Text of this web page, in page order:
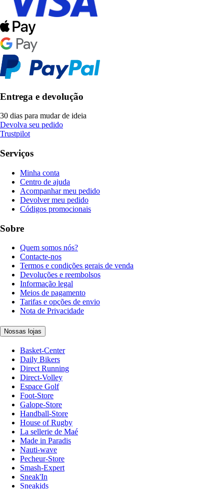
Entrega e devolução
30 dias para mudar de ideia
Devolva seu pedido
Trustpilot
Serviços
Minha conta
Centro de ajuda
Acompanhar meu pedido
Devolver meu pedido
Códigos promocionais
Sobre
Quem somos nós?
Contacte-nos
Termos e condições gerais de venda
Devoluções e reembolsos
Informação legal
Meios de pagamento
Tarifas e opções de envio
Nota de Privacidade
Nossas lojas
Basket-Center
Daily Bikers
Direct Running
Direct-Volley
Espace Golf
Foot-Store
Galope-Store
Handball-Store
House of Rugby
La sellerie de Maé
Made in Paradis
Nauti-wave
Pecheur-Store
Smash-Expert
Sneak'In
Sneakids